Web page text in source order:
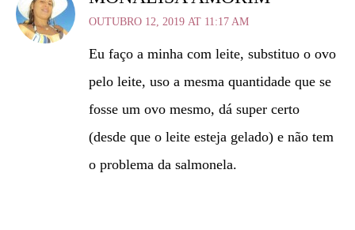
OUTUBRO 12, 2019 AT 11:17 AM
Eu faço a minha com leite, substituo o ovo
pelo leite, uso a mesma quantidade que se
fosse um ovo mesmo, dá super certo
(desde que o leite esteja gelado) e não tem
o problema da salmonela.